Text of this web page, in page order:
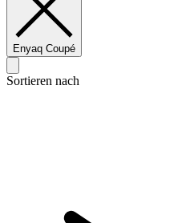
Enyaq Coupé
Sortieren nach